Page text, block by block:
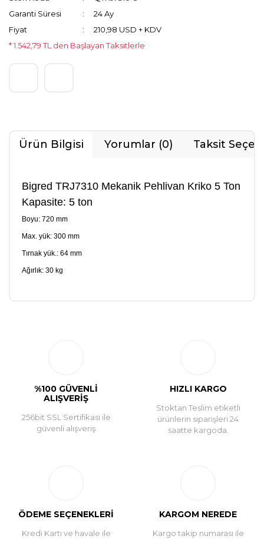
Garanti Süresi
24 Ay
Fiyat
210,98 USD + KDV
* 1.542,79 TL den Başlayan Taksitlerle
Ürün Bilgisi Yorumlar (0) Taksit
Bigred TRJ7310 Mekanik Pehlivan Kriko 5 Ton
Kapasite: 5 ton
Boyu: 720 mm
Max. yük: 300 mm
Tırnak yük.: 64 mm
Ağırlık: 30 kg
%100 GÜVENLİ
ALIŞVERİŞ
256bit SSL Sertifikası ile
güvenli alışveriş
HIZLI KARGO
Stoktan Teslim etiketli
ürünlerin siparişleri 24
saatte kargoda.
ÖDEME SEÇENEKLERİ
Kredi Kartı ve havale ile
KARGOM NEREDE
Kargo takip numarası ile